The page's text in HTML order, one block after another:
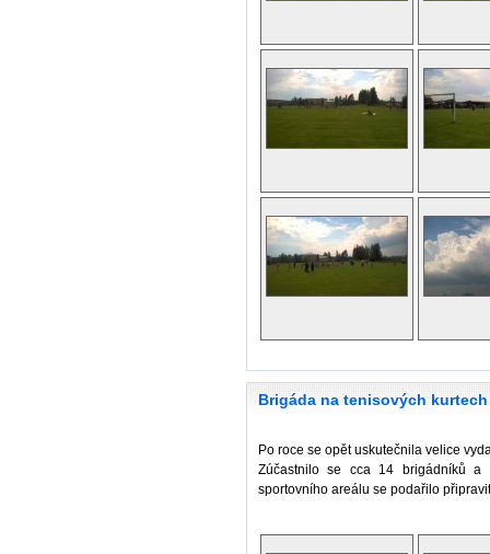
Brigáda na tenisových kurtech
Po roce se opět uskutečnila velice
Zúčastnilo se cca 14 brigádníků a
sportovního areálu se podařilo